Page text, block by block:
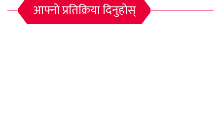
आफ्नो प्रतिक्रिया दिनुहोस्